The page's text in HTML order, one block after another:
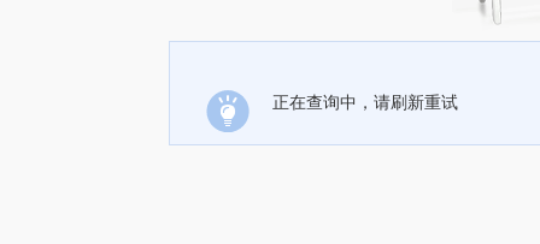
正在查询中，请刷新重试